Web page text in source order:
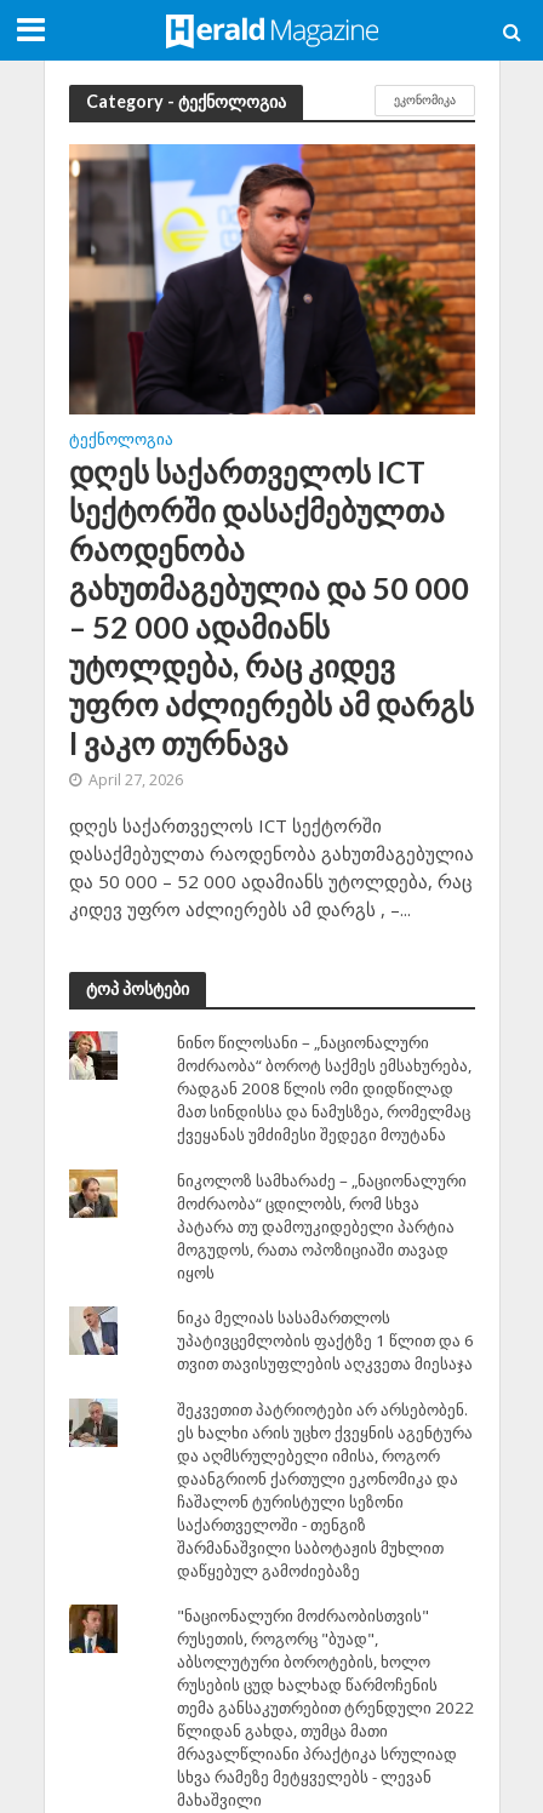
Category - ტექნოლოგია ᲔᲙᲝᲜᲝᲛᲘᲙᲐ
ᲢᲔᲥᲜᲝᲚᲝᲒᲘᲐ
დღეს საქართველოს ICT
სექტორში დასაქმებულთა
რაოდენობა
გახუთმაგებულია და 50 000
– 52 000 ადამიანს
უტოლდება, რაც კიდევ
უფრო აძლიერებს ამ დარგს
l ვაკო თურნავა
April 27, 2026
დღეს საქართველოს ICT სექტორში
დასაქმებულთა რაოდენობა გახუთმაგებულია
და 50 000 – 52 000 ადამიანს უტოლდება, რაც
კიდევ უფრო აძლიერებს ამ დარგს , –...
ტოპ პოსტები
ნინო წილოსანი – „ნაციონალური
მოძრაობა“ ბოროტ საქმეს ემსახურება,
რადგან 2008 წლის ომი დიდწილად
მათ სინდისსა და ნამუსზეა, რომელმაც
ქვეყანას უმძიმესი შედეგი მოუტანა
ნიკოლოზ სამხარაძე – „ნაციონალური
მოძრაობა“ ცდილობს, რომ სხვა
პატარა თუ დამოუკიდებელი პარტია
მოგუდოს, რათა ოპოზიციაში თავად
იყოს
ნიკა მელიას სასამართლოს
უპატივცემლობის ფაქტზე 1 წლით და 6
თვით თავისუფლების აღკვეთა მიესაჯა
შეკვეთით პატრიოტები არ არსებობენ.
ეს ხალხი არის უცხო ქვეყნის აგენტურა
და აღმსრულებელი იმისა, როგორ
დაანგრიონ ქართული ეკონომიკა და
ჩაშალონ ტურისტული სეზონი
საქართველოში - თენგიზ
შარმანაშვილი საბოტაჟის მუხლით
დაწყებულ გამოძიებაზე
"ნაციონალური მოძრაობისთვის"
რუსეთის, როგორც "ბუად",
აბსოლუტური ბოროტების, ხოლო
რუსების ცუდ ხალხად წარმოჩენის
თემა განსაკუთრებით ტრენდული 2022
წლიდან გახდა, თუმცა მათი
მრავალწლიანი პრაქტიკა სრულიად
სხვა რამეზე მეტყველებს - ლევან
მახაშვილი